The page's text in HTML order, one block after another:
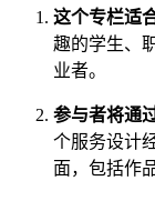
这个专栏适
趣的学生、
业者。
参与者将通
个服务设计
面，包括作